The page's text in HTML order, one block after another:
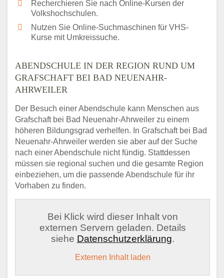
Recherchieren Sie nach Online-Kursen der
Volkshochschulen.
Nutzen Sie Online-Suchmaschinen für VHS-
Kurse mit Umkreissuche.
ABENDSCHULE IN DER REGION RUND UM
GRAFSCHAFT BEI BAD NEUENAHR-
AHRWEILER
Der Besuch einer Abendschule kann Menschen aus
Grafschaft bei Bad Neuenahr-Ahrweiler zu einem
höheren Bildungsgrad verhelfen. In Grafschaft bei Bad
Neuenahr-Ahrweiler werden sie aber auf der Suche
nach einer Abendschule nicht fündig. Stattdessen
müssen sie regional suchen und die gesamte Region
einbeziehen, um die passende Abendschule für ihr
Vorhaben zu finden.
Bei Klick wird dieser Inhalt von
externen Servern geladen. Details
siehe Datenschutzerklärung.
Externen Inhalt laden